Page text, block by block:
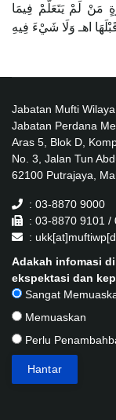
مَنْ لَمْ يَتَعَلَّمْ فِيمَا
Jabatan Mufti
Jabatan Perdana
Aras 5, Blok D,
No. 3, Jalan Tun
62100 Putrajaya,
: 03-8870 9000
: 03-8870 9101 /
:
Adakah infomasi
ekspektasi dan
Sangat
Memuaskan
Perlu